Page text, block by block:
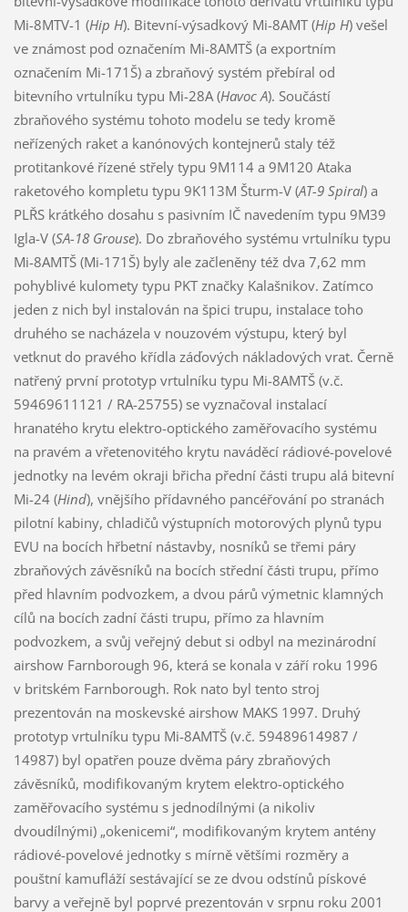
Mi-8MTV-1 (Hip H). Bitevní-výsadkový Mi-8AMT (Hip H) vešel
ve známost pod označením Mi-8AMTŠ (a exportním
označením Mi-171Š) a zbraňový systém přebíral od
bitevního vrtulníku typu Mi-28A (Havoc A). Součástí
zbraňového systému tohoto modelu se tedy kromě
neřízených raket a kanónových kontejnerů staly též
protitankové řízené střely typu 9M114 a 9M120 Ataka
raketového kompletu typu 9K113M Šturm-V (AT-9 Spiral) a
PLŘS krátkého dosahu s pasivním IČ navedením typu 9M39
Igla-V (SA-18 Grouse). Do zbraňového systému vrtulníku typu
Mi-8AMTŠ (Mi-171Š) byly ale začleněny též dva 7,62 mm
pohyblivé kulomety typu PKT značky Kalašnikov. Zatímco
jeden z nich byl instalován na špici trupu, instalace toho
druhého se nacházela v nouzovém výstupu, který byl
vetknut do pravého křídla záďových nákladových vrat. Černě
natřený první prototyp vrtulníku typu Mi-8AMTŠ (v.č.
59469611121 / RA-25755) se vyznačoval instalací
hranatého krytu elektro-optického zaměřovacího systému
na pravém a vřetenovitého krytu naváděcí rádiové-povelové
jednotky na levém okraji břicha přední části trupu alá bitevní
Mi-24 (Hind), vnějšího přídavného pancéřování po stranách
pilotní kabiny, chladičů výstupních motorových plynů typu
EVU na bocích hřbetní nástavby, nosníků se třemi páry
zbraňových závěsníků na bocích střední části trupu, přímo
před hlavním podvozkem, a dvou párů výmetnic klamných
cílů na bocích zadní části trupu, přímo za hlavním
podvozkem, a svůj veřejný debut si odbyl na mezinárodní
airshow Farnborough 96, která se konala v září roku 1996
v britském Farnborough. Rok nato byl tento stroj
prezentován na moskevské airshow MAKS 1997. Druhý
prototyp vrtulníku typu Mi-8AMTŠ (v.č. 59489614987 /
14987) byl opatřen pouze dvěma páry zbraňových
závěsníků, modifikovaným krytem elektro-optického
zaměřovacího systému s jednodílnými (a nikoliv
dvoudílnými) „okenicemi“, modifikovaným krytem antény
rádiové-povelové jednotky s mírně většími rozměry a
pouštní kamufláží sestávající se ze dvou odstínů pískové
barvy a veřejně byl poprvé prezentován v srpnu roku 2001